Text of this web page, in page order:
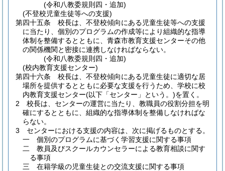
(令和八教委規則四・追加)
(不登校児童生徒等への支援)
第四十五条
校長は、不登校傾向にある児童生徒等への支援
に当たり、個別のプログラムの作成等により組織的な指導
体制を整備するとともに、青森市教育支援センターその他
の関係機関と密接に連携しなければならない。
(令和八教委規則四・追加)
(校内教育支援センター)
第四十六条
校長は、不登校傾向にある児童生徒に適切な居
場所を提供するとともに必要な支援を行うため、学校に校
内教育支援センター(以下「センター」という。)を置く。
2
校長は、センターの運営に当たり、教職員の役割分担を明
確にするとともに、組織的な指導体制を整備しなければな
らない。
3
センターにおける支援の内容は、次に掲げるものとする。
一
個別のプログラムに基づく学習支援に関する事項
二
教員及びスクールカウンセラーによる教育相談に関す
る事項
三
在籍学級の児童生徒との交流支援に関する事項